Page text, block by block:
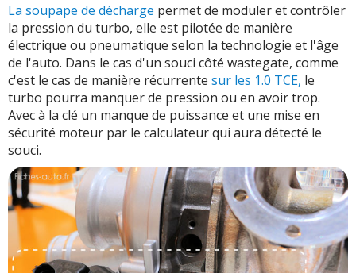
La soupape de décharge permet de moduler et contrôler
la pression du turbo, elle est pilotée de manière
électrique ou pneumatique selon la technologie et l'âge
de l'auto. Dans le cas d'un souci côté wastegate, comme
c'est le cas de manière récurrente sur les 1.0 TCE, le
turbo pourra manquer de pression ou en avoir trop.
Avec à la clé un manque de puissance et une mise en
sécurité moteur par le calculateur qui aura détecté le
souci.